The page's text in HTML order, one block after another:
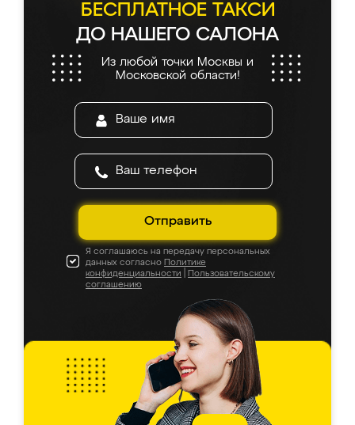
БЕСПЛАТНОЕ ТАКСИ
ДО НАШЕГО САЛОНА
Из любой точки Москвы и
Московской области!
Отправить
Я соглашаюсь на передачу персональных
данных согласно Политике
конфиденциальности
Пользовательскому
соглашению